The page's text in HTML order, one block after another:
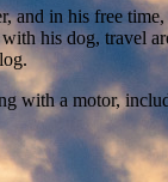
and in his free
his dog, travel
with a motor,